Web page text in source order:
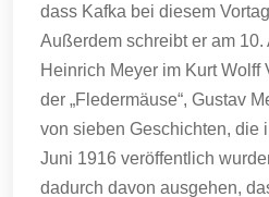
dass Kafka bei diesem
Außerdem schreibt er am
Heinrich Meyer im Kurt Wolff
der „Fledermäuse“, Gustav
von sieben Geschichten, die
Juni 1916 veröffentlich
dadurch davon ausgehen,